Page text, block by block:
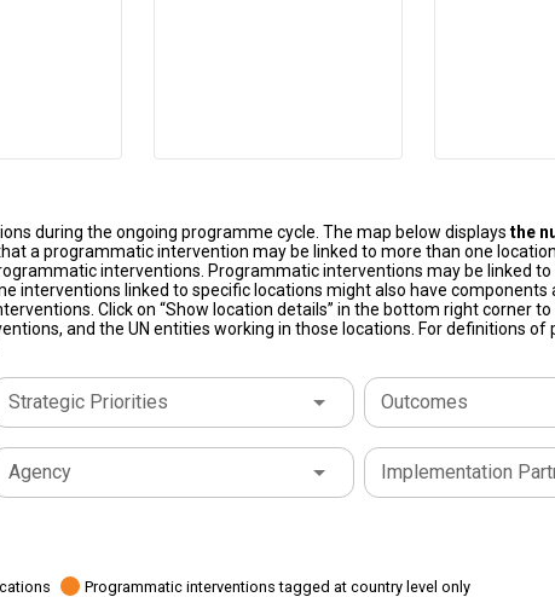
during the ongoing programme cycle. The map below displays the
a programmatic intervention may be linked to more than one
interventions. Programmatic interventions may be linked to
interventions linked to specific locations might also have components
Click on “Show location details” in the bottom right corner
and the UN entities working in those locations. For definitions
Strategic Priorities Outcomes
Agency Implementation
Programmatic interventions tagged at country level only